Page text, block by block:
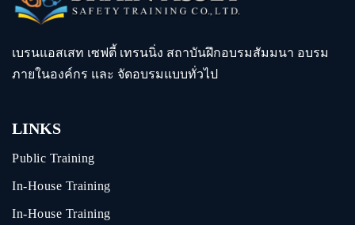
เบรนแอสเสท เซฟตี้ เทรนนิ่ง สถาบันฝึกอบรมสัมมนา อบรม
ภายในองค์กร และ จัดอบรมแบบทั่วไป
LINKS
Public Training
In-House Training
In-House Training